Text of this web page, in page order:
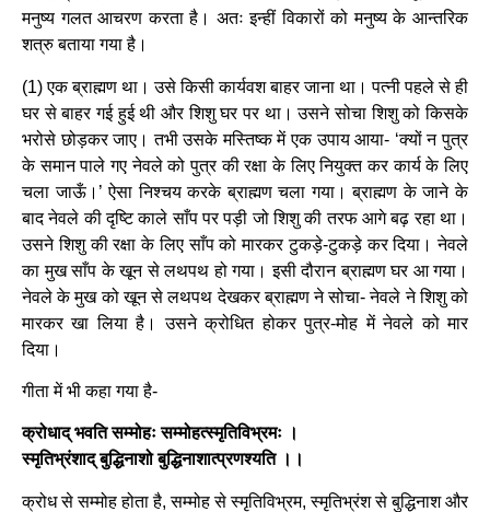
मनुष्य गलत आचरण करता है। अतः इन्हीं विकारों को मनुष्य के आन्तरिक
शत्रु बताया गया है।
(1) एक ब्राह्मण था। उसे किसी कार्यवश बाहर जाना था। पत्नी पहले से ही
घर से बाहर गई हुई थी और शिशु घर पर था। उसने सोचा शिशु को किसके
भरोसे छोड़कर जाए। तभी उसके मस्तिष्क में एक उपाय आया- ‘क्यों न पुत्र
के समान पाले गए नेवले को पुत्र की रक्षा के लिए नियुक्त कर कार्य के लिए
चला जाऊँ।’ ऐसा निश्चय करके ब्राह्मण चला गया। ब्राह्मण के जाने के
बाद नेवले की दृष्टि काले साँप पर पड़ी जो शिशु की तरफ आगे बढ़ रहा था।
उसने शिशु की रक्षा के लिए साँप को मारकर टुकड़े-टुकड़े कर दिया। नेवले
का मुख साँप के खून से लथपथ हो गया। इसी दौरान ब्राह्मण घर आ गया।
नेवले के मुख को खून से लथपथ देखकर ब्राह्मण ने सोचा- नेवले ने शिशु को
मारकर खा लिया है। उसने क्रोधित होकर पुत्र-मोह में नेवले को मार
दिया।
गीता में भी कहा गया है-
क्रोधाद् भवति सम्मोहः सम्मोहत्स्मृतिविभ्रमः ।
स्मृतिभ्रंशाद् बुद्धिनाशो बुद्धिनाशात्प्रणश्यति ।।
क्रोध से सम्मोह होता है, सम्मोह से स्मृतिविभ्रम, स्मृतिभ्रंश से बुद्धिनाश और